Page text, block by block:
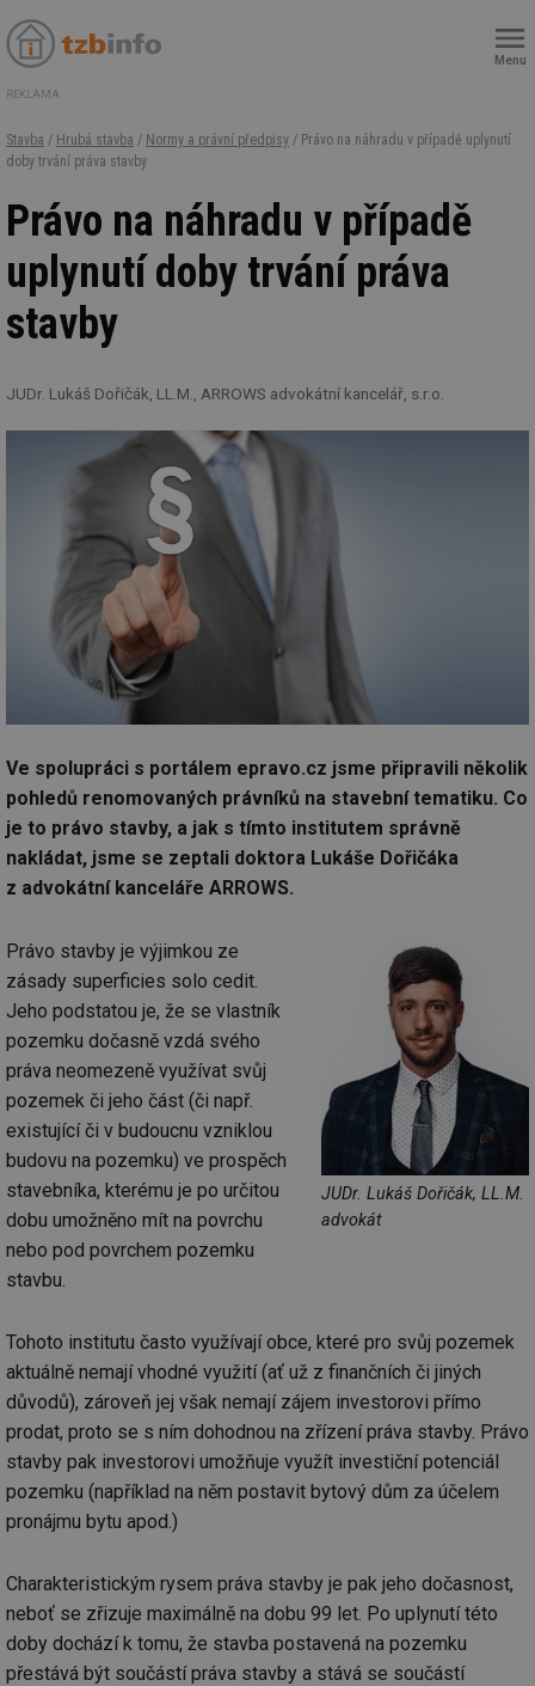
Menu
REKLAMA
Stavba / Hrubá stavba / Normy a právní předpisy / Právo na náhradu v případě uplynutí
doby trvání práva stavby
Právo na náhradu v případě
uplynutí doby trvání práva
stavby
JUDr. Lukáš Dořičák, LL.M., ARROWS advokátní kancelář, s.r.o.
Ve spolupráci s portálem epravo.cz jsme připravili několik
pohledů renomovaných právníků na stavební tematiku. Co
je to právo stavby, a jak s tímto institutem správně
nakládat, jsme se zeptali doktora Lukáše Dořičáka
z advokátní kanceláře ARROWS.
JUDr. Lukáš Dořičák, LL.M.
advokát
Právo stavby je výjimkou ze
zásady superficies solo cedit.
Jeho podstatou je, že se vlastník
pozemku dočasně vzdá svého
práva neomezeně využívat svůj
pozemek či jeho část (či např.
existující či v budoucnu vzniklou
budovu na pozemku) ve prospěch
stavebníka, kterému je po určitou
dobu umožněno mít na povrchu
nebo pod povrchem pozemku
stavbu.
Tohoto institutu často využívají obce, které pro svůj pozemek
aktuálně nemají vhodné využití (ať už z finančních či jiných
důvodů), zároveň jej však nemají zájem investorovi přímo
prodat, proto se s ním dohodnou na zřízení práva stavby. Právo
stavby pak investorovi umožňuje využít investiční potenciál
pozemku (například na něm postavit bytový dům za účelem
pronájmu bytu apod.)
Charakteristickým rysem práva stavby je pak jeho dočasnost,
neboť se zřizuje maximálně na dobu 99 let. Po uplynutí této
doby dochází k tomu, že stavba postavená na pozemku
přestává být součástí práva stavby a stává se součástí